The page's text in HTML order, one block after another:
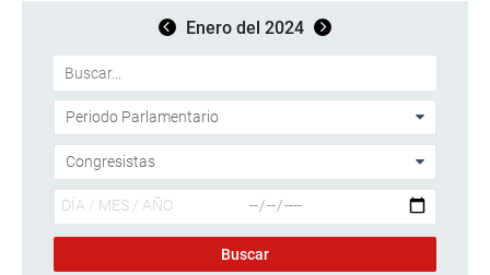
Enero del 2024